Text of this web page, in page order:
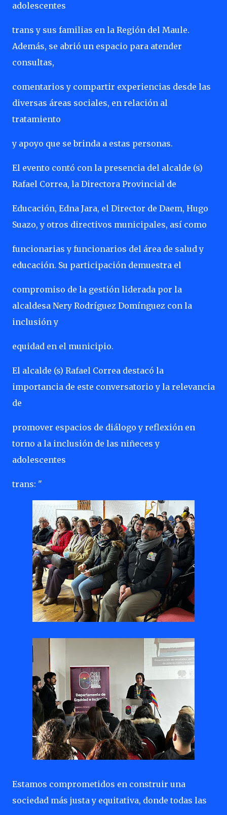
adolescentes
trans y sus familias en la Región del Maule.
Además, se abrió un espacio para atender
consultas,
comentarios y compartir experiencias desde las
diversas áreas sociales, en relación al
tratamiento
y apoyo que se brinda a estas personas.
El evento contó con la presencia del alcalde (s)
Rafael Correa, la Directora Provincial de
Educación, Edna Jara, el Director de Daem, Hugo
Suazo, y otros directivos municipales, así como
funcionarias y funcionarios del área de salud y
educación. Su participación demuestra el
compromiso de la gestión liderada por la
alcaldesa Nery Rodríguez Domínguez con la
inclusión y
equidad en el municipio.
El alcalde (s) Rafael Correa destacó la
importancia de este conversatorio y la relevancia
de
promover espacios de diálogo y reflexión en
torno a la inclusión de las niñeces y
adolescentes
trans: "
Estamos comprometidos en construir una
sociedad más justa y equitativa, donde todas las